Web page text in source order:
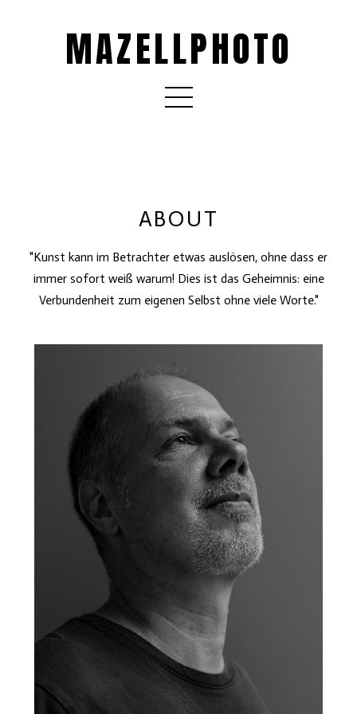
MAZELLPHOTO
ABOUT
"Kunst kann im Betrachter etwas auslösen, ohne dass er
immer sofort weiß warum! Dies ist das Geheimnis: eine
Verbundenheit zum eigenen Selbst ohne viele Worte."